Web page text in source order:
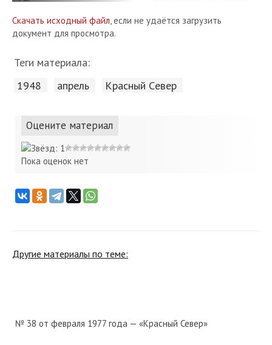
Скачать исходный файл, если не удаётся загрузить
документ для просмотра.
Теги материала:
1948 апрель Красный Cевер
Оцените материал
Пока оценок нет
Другие материалы по теме:
№ 38 от февраля 1977 года — «Красный Север»